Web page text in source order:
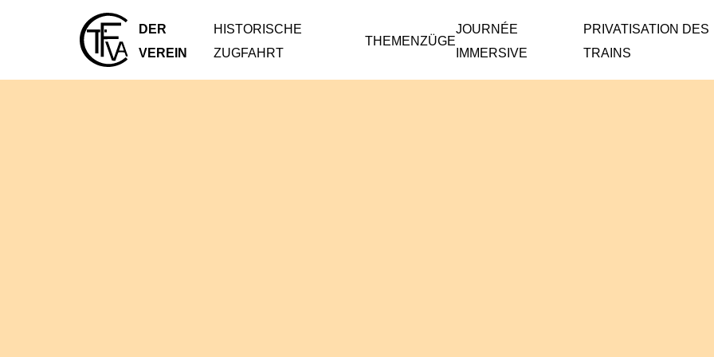
DER
VEREIN
HISTORISCHE
ZUGFAHRT
THEMENZÜGE
JOURNÉE
IMMERSIVE
PRIVATISATION DES
TRAINS